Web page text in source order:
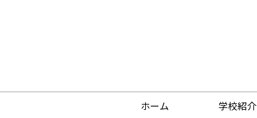
ホーム 学校紹介